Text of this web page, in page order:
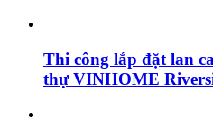
Thi công lắp đặt lan
thự VINHOME